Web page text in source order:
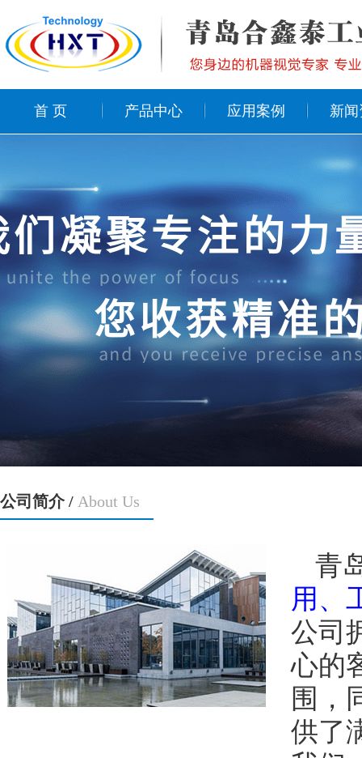
首 页 产品中心 应用案例 新
公司简介 / About Us
青
用、
公司
心的
围，
供了